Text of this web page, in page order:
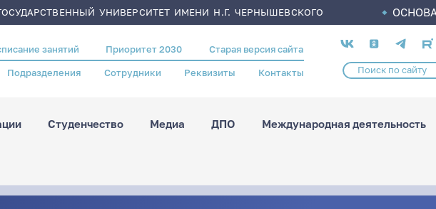
УНИВЕРСИТЕТ ИМЕНИ Н.Г. ЧЕРНЫШЕВСКОГО
занятий Приоритет 2030 Старая версия сайта
Подразделения Сотрудники Реквизиты Контакты
Социальные
сети
Студенчество Медиа ДПО Международная деятельность